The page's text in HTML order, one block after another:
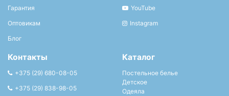
Гарантия
Оптовикам
Блог
YouTube
Instagram
Контакты
+375 (29) 680-08-05
+375 (29) 838-98-05
Каталог
Постельное белье
Детское
Одеяла